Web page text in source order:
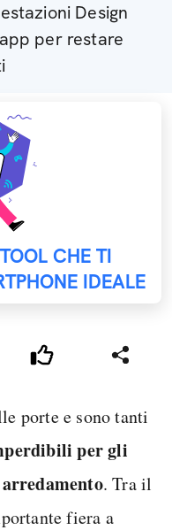
Design
per restare
CHE TI
IDEALE
porte e sono tanti
per gli
. Tra il
fiera a